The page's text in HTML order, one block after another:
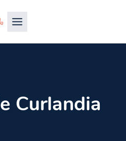
Curlandia